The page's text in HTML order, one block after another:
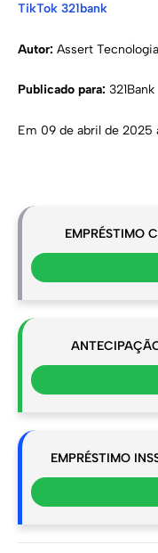
TikTok 321bank
Autor: Assert Tecnologia
Publicado para: 321Bank
Em 09 de abril de 2025
EMPRÉSTIMO
EMPRÉSTIMO